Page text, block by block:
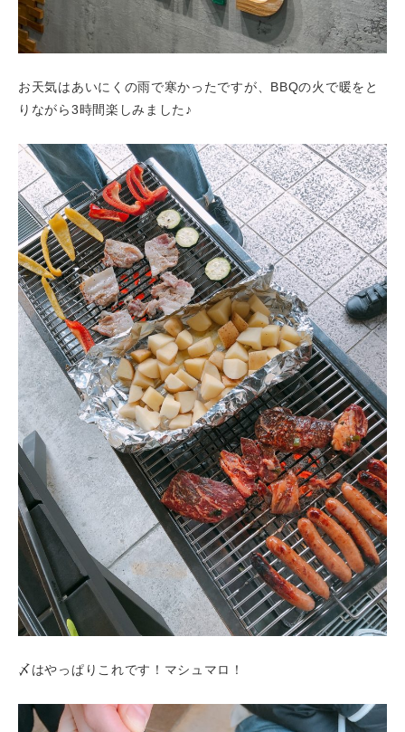
お天気はあいにくの雨で寒かったですが、BBQの火で暖をと
りながら3時間楽しみました♪
〆はやっぱりこれです！マシュマロ！